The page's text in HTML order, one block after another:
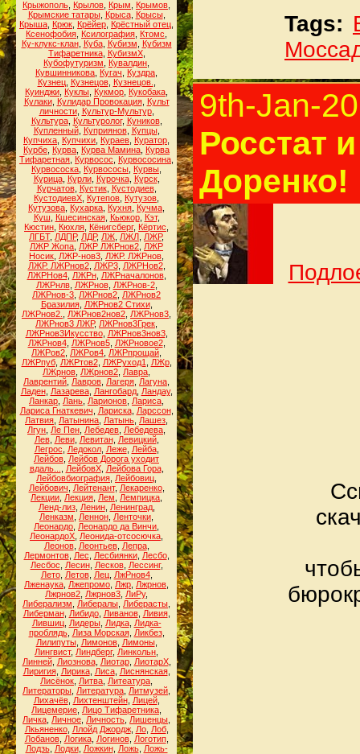
Крыжополь Крылов Крым Крымов
Крымские татары, Крыса, Крысы,
Крыша Крюк Крёйер Крёстный отец
Ксенофобия Ксилография Ктомс
Ку-клукс-клан, Куба, Кубизм
Кубизм
Тифаретника, КубизмХ,
Кубофутуризм
Кувалдин
Кувшинникова Кугач Куздра
Кузнец, Кузнецов, Кузнецов.
Куинджи Куклы Кукмор Кукобака
Кулаки, Кулидар Провокация, Культ
личности, Культур-Мультур,
Культура, Культуролог, Куников,
Купленный, Куприянов, Купцы,
Купчиха Купчихи Кураев Куратор
Курбе Курва Курва Мамина Курва
Тифаретная Курвосос Курвососина
Курвососка Курвососы Курвы
Курица, Курли, Курочка, Курск,
Курчатов, Кустик, Кустодиев,
КустодиевХ Кутепов Кутузов
Кутузова Кухарка Кухня Кучма
Куш
Кшесинская, Кьюкор, Кэт,
Кюстин Кюхля Кёнигсберг, Кёртис
ЛГБТ, ЛДПР, ЛДР, ЛЖ ЛЖЛ ЛЖР,
ЛЖР Жопа ЛЖР ЛЖРнов2 ЛЖР
Носик ЛЖР-нов3 ЛЖР. ЛЖРнов
ЛЖР. ЛЖРнов2, ЛЖР3, ЛЖРНов2,
ЛЖРНов4, ЛЖРн, ЛЖРначалонов,
ЛЖРнлв, ЛЖРнов, ЛЖРнов-2,
ЛЖРнов-3 ЛЖРнов2 ЛЖРнов2
Бразилия, ЛЖРнов2 Стихи,
ЛЖРнов2.
ЛЖРнов2нов2 ЛЖРнов3
ЛЖРнов3 ЛЖР, ЛЖРнов3Грек
ЛЖРнов3Икусство, ЛЖРнов3нов3,
ЛЖРнов4, ЛЖРнов5, ЛЖРновое2,
ЛЖРов2 ЛЖРов4 ЛЖРпрощай
ЛЖРпуб, ЛЖРтов2, ЛЖРуход1 ЛЖр,
ЛЖрнов ЛЖрнов2 Лавра
Лаврентий Лавров Лагеря Лагуна
Ладен, Лазарева, Лангобард, Ландау,
Ланкар Лань Ларионов Лариса
Лариса Гнаткевич
Лариска, Ларссон,
Латвия Латынина Латынь Лашез
Лгун Ле Пен Лебедев Лебедева
Лев, Леви, Левитан, Левицкий,
Легрос
Ледокол, Леже, Лейба,
Лейбов Лейбов Дорога уходит
вдаль...
ЛейбовХ, Лейбова Гора,
Лейбовбиография Лейбовиц
Лейбович
Лейтенант, Лекаренко,
Лекции Лекция Лем Лемпицка
Ленд-лиз, Ленин, Ленинград,
Ленказм
Леннон Ленточки
Леонардо Леонардо да Винчи
ЛеонардоХ Леонида-отсосючка
Леонов, Леонтьев, Лепра,
Лермонтов, Лес Лесбиянки, Лесбо,
Лесбос
Лесин, Лесков, Лессинг,
Лето, Летов, Лец, ЛжРнов4,
Лженаука Лжепромо Лжр Лжрнов
Лжрнов2 Лжрнов3 ЛиРу,
Либерализм
Либералы Либерасты
Либерман, Либидо, Ливанов, Ливия,
Лившиц, Лидеры, Лидка, Лидка-
проблядь, Лиза Морская, Ликбез,
Лилипуты, Лимонов, Лимоны,
Лингвист, Линдберг, Линкольн
Линней, Лиознова, Лиотар, ЛиотарХ,
Лиригия, Лирика, Лиса, Лиснянская,
Лисёнок Литва Литеатура
Литераторы Литература Литмузей
Лихачёв, Лихтенштейн, Лицей,
Лицемерие Лицо Тифаретника
Личка Личное Личность Лишенцы
Лкьяненко, Ллойд Джордж, Ло, Лоб,
Лобанов, Логика, Логинов, Логотип,
Лодзь, Лодки, Ложкин, Ложь, Ложь-
Tags:
9th-Jan-
Росстат
Доренко!